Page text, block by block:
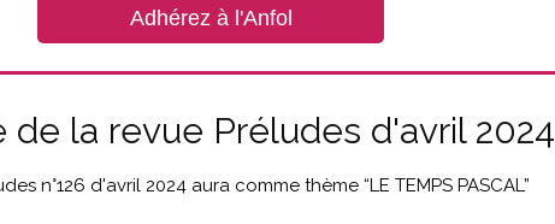
Adhérez à l'Anfol
de la revue Préludes d'avril 2024
n°126 d'avril 2024 aura comme thème “LE TEMPS PASCAL”